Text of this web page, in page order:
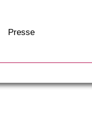
Presse